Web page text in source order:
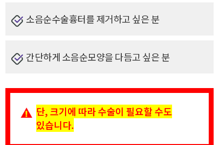
소음순수술흉터를 제거하고 싶은 분
간단하게 소음순모양을 다듬고 싶은 분
단, 크기에 따라 수술이 필요할 수도
있습니다.